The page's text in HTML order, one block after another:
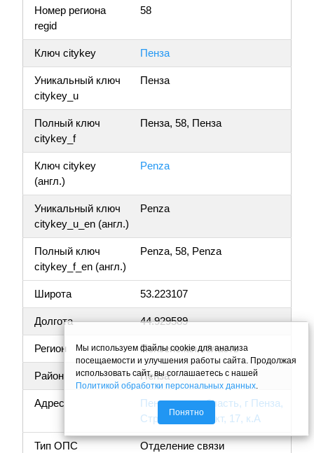
Номер региона
regid
58
Ключ citykey Пенза
Уникальный ключ
citykey_u
Пенза
Полный ключ
citykey_f
Пенза, 58, Пенза
Ключ citykey
(англ.)
Penza
Уникальный ключ
citykey_u_en (англ.)
Penza
Полный ключ
citykey_f_en (англ.)
Penza, 58, Penza
Широта 53.223107
Долгота 44.929589
Регион Пензенская область
Район Пенза
Адрес
Пензенская область, г Пенза,
Строителей пр-кт, 17, к.А
Тип ОПС Отделение связи
Мы используем файлы cookie для анализа
посещаемости и улучшения работы сайта. Продолжая
использовать сайт, вы соглашаетесь с нашей
Политикой обработки персональных данных.
Понятно